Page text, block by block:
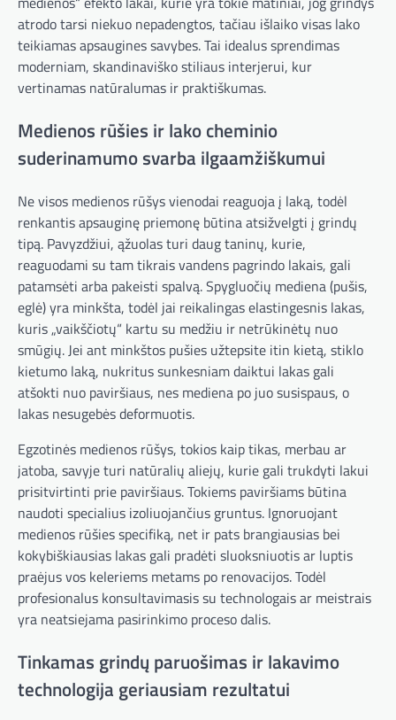
atrodo tarsi niekuo nepadengtos, tačiau išlaiko visas lako
teikiamas apsaugines savybes. Tai idealus sprendimas
moderniam, skandinaviško stiliaus interjerui, kur
vertinamas natūralumas ir praktiškumas.
Medienos rūšies ir lako cheminio
suderinamumo svarba ilgaamžiškumui
Ne visos medienos rūšys vienodai reaguoja į laką, todėl
renkantis apsauginę priemonę būtina atsižvelgti į grindų
tipą. Pavyzdžiui, ąžuolas turi daug taninų, kurie,
reaguodami su tam tikrais vandens pagrindo lakais, gali
patamsėti arba pakeisti spalvą. Spygluočių mediena (pušis,
eglė) yra minkšta, todėl jai reikalingas elastingesnis lakas,
kuris „vaikščiotų“ kartu su medžiu ir netrūkinėtų nuo
smūgių. Jei ant minkštos pušies užtepsite itin kietą, stiklo
kietumo laką, nukritus sunkesniam daiktui lakas gali
atšokti nuo paviršiaus, nes mediena po juo susispaus, o
lakas nesugebės deformuotis.
Egzotinės medienos rūšys, tokios kaip tikas, merbau ar
jatoba, savyje turi natūralių aliejų, kurie gali trukdyti lakui
prisitvirtinti prie paviršiaus. Tokiems paviršiams būtina
naudoti specialius izoliuojančius gruntus. Ignoruojant
medienos rūšies specifiką, net ir pats brangiausias bei
kokybiškiausias lakas gali pradėti sluoksniuotis ar luptis
praėjus vos keleriems metams po renovacijos. Todėl
profesionalus konsultavimasis su technologais ar meistrais
yra neatsiejama pasirinkimo proceso dalis.
Tinkamas grindų paruošimas ir lakavimo
technologija geriausiam rezultatui